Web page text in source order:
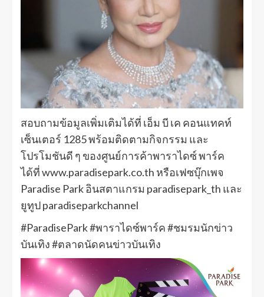
สอบถามข้อมูลเพิ่มเติมได้ที่ เอ็ม บี เค คอนแทคท์
เซ็นเตอร์ 1285 พร้อมติดตามกิจกรรม และ
โปรโมชันดี ๆ ของศูนย์การค้าพาราไดซ์ พาร์ค
ได้ที่ www.paradisepark.co.th หรือเฟซบุ๊กเพจ
Paradise Park อินสตาแกรม paradisepark_th และ
ยูทูป paradiseparkchannel
#ParadisePark #พาราไดซ์พาร์ค #ชมรมนักข่าว
บันเทิง #ตลาดนัดคนข่าวบันเทิง